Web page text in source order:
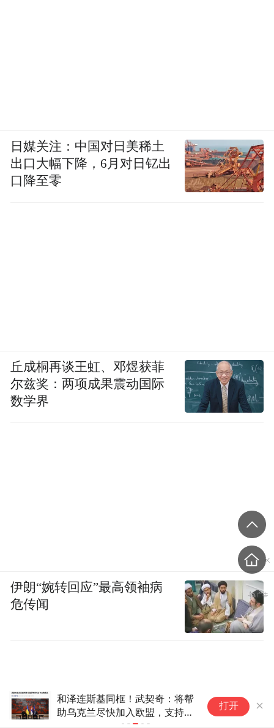
和泽连斯基同框！武契奇：将帮
助乌克兰尽快加入欧盟，支持乌
打开
日媒关注：中国对日美稀土
出口大幅下降，6月对日钇出
口降至零
丘成桐再谈王虹、邓煜获菲
尔兹奖：两项成果震动国际
数学界
伊朗“婉转回应”最高领袖病
危传闻